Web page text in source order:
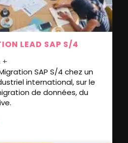
LEAD SAP S/4
+
SAP S/4 chez un
international, sur le
de données, du